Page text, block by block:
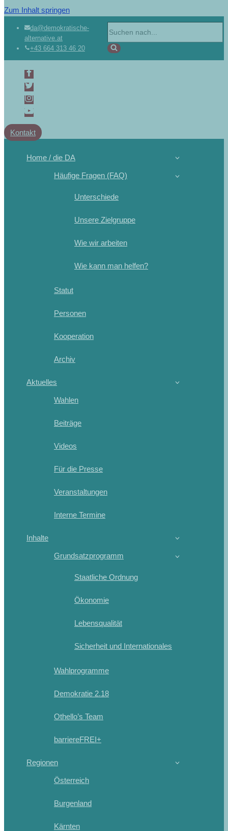
Zum Inhalt springen
da@demokratische-
alternative.at
+43 664 313 46 20
Kontakt
Home / die DA
Häufige Fragen (FAQ)
Unterschiede
Unsere Zielgruppe
Wie wir arbeiten
Wie kann man helfen?
Statut
Personen
Kooperation
Archiv
Aktuelles
Wahlen
Beiträge
Videos
Für die Presse
Veranstaltungen
Interne Termine
Inhalte
Grundsatzprogramm
Staatliche Ordnung
Ökonomie
Lebensqualität
Sicherheit und Internationales
Wahlprogramme
Demokratie 2.18
Othello’s Team
barriereFREI+
Regionen
Österreich
Burgenland
Kärnten